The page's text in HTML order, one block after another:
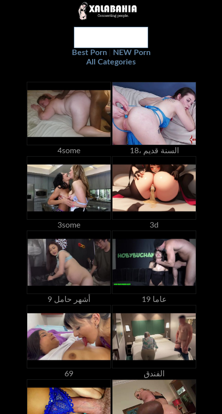
Best Porn
NEW Porn
All Categories
4some 18، السنة قديم
3some 3d
9 أشهر حامل 19 عاما
69 الفندق